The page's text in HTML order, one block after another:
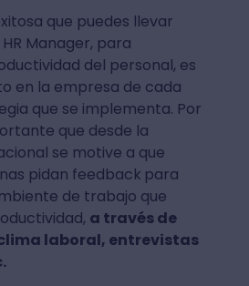
que puedes llevar
Manager, para
del personal, es
en la empresa de cada
que se implementa. Por
que desde la
se motive a que
pidan feedback para
de trabajo que
a través de
laboral, entrevistas